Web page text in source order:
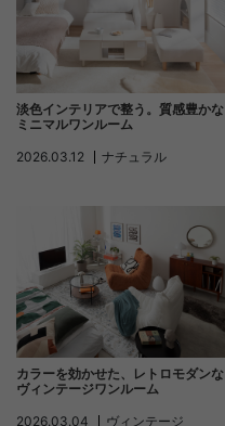
淡色インテリアで整う。質感豊かな
ミニマルワンルーム
2026.03.12
ナチュラル
カラーを効かせた、レトロモダンな
ヴィンテージワンルーム
2026.03.04
ヴィンテージ